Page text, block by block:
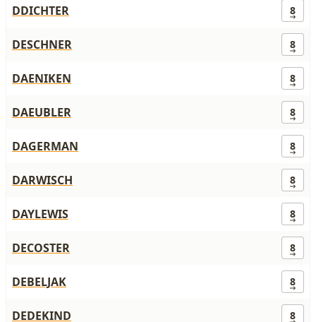
DDICHTER 8
DESCHNER 8
DAENIKEN 8
DAEUBLER 8
DAGERMAN 8
DARWISCH 8
DAYLEWIS 8
DECOSTER 8
DEBELJAK 8
DEDEKIND 8